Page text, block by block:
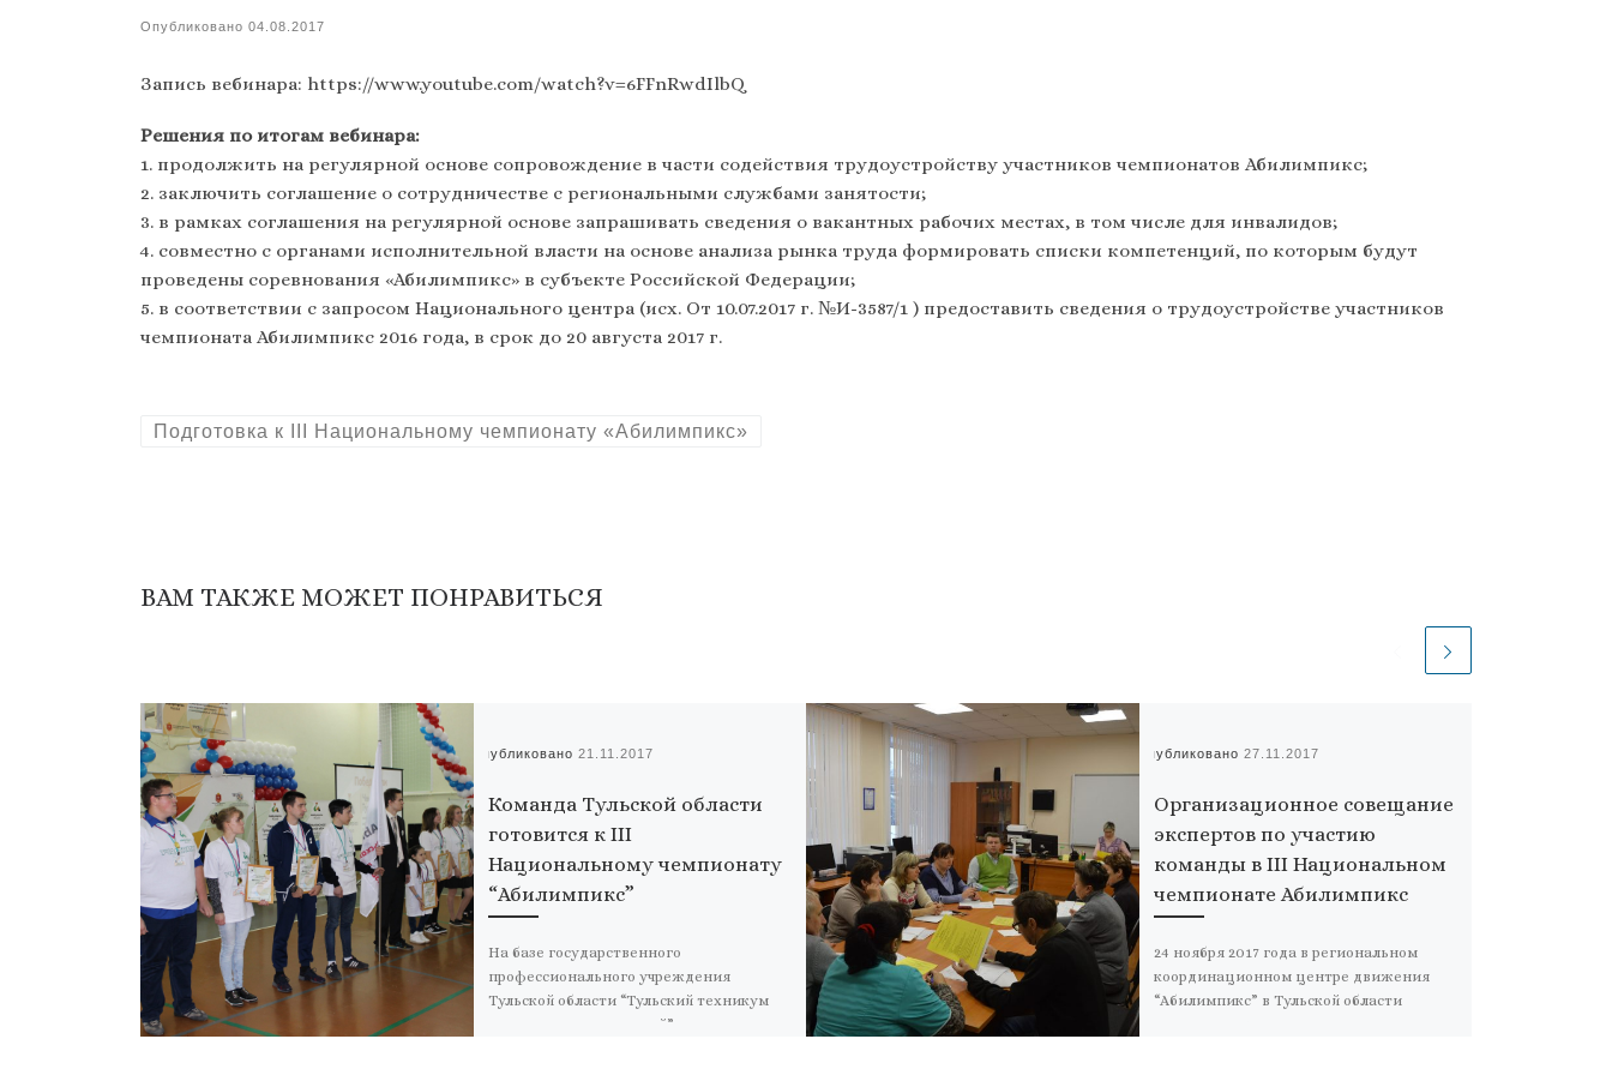
Опубликовано 04.08.2017
Запись вебинара: https://www.youtube.com/watch?v=6FFnRwdIlbQ
Решения по итогам вебинара:
1. продолжить на регулярной основе сопровождение в части содействия трудоустройству участников чемпионатов Абилимпикс;
2. заключить соглашение о сотрудничестве с региональными службами занятости;
3. в рамках соглашения на регулярной основе запрашивать сведения о вакантных рабочих местах, в том числе для инвалидов;
4. совместно с органами исполнительной власти на основе анализа рынка труда формировать списки компетенций, по которым будут
проведены соревнования «Абилимпикс» в субъекте Российской Федерации;
5. в соответствии с запросом Национального центра (исх. От 10.07.2017 г. №И-3587/1 ) предоставить сведения о трудоустройстве участников
чемпионата Абилимпикс 2016 года, в срок до 20 августа 2017 г.
Подготовка к III Национальному чемпионату «Абилимпикс»
ВАМ ТАКЖЕ МОЖЕТ ПОНРАВИТЬСЯ
Опубликовано 21.11.2017
Команда Тульской области
готовится к III
Национальному чемпионату
“Абилимпикс”
На базе государственного
профессионального учреждения
Тульской области “Тульский техникум
социальных технологий”,
Опубликовано 27.11.2017
Организационное совещание
экспертов по участию
команды в III Национальном
чемпионате Абилимпикс
24 ноября 2017 года в региональном
координационном центре движения
“Абилимпикс” в Тульской области